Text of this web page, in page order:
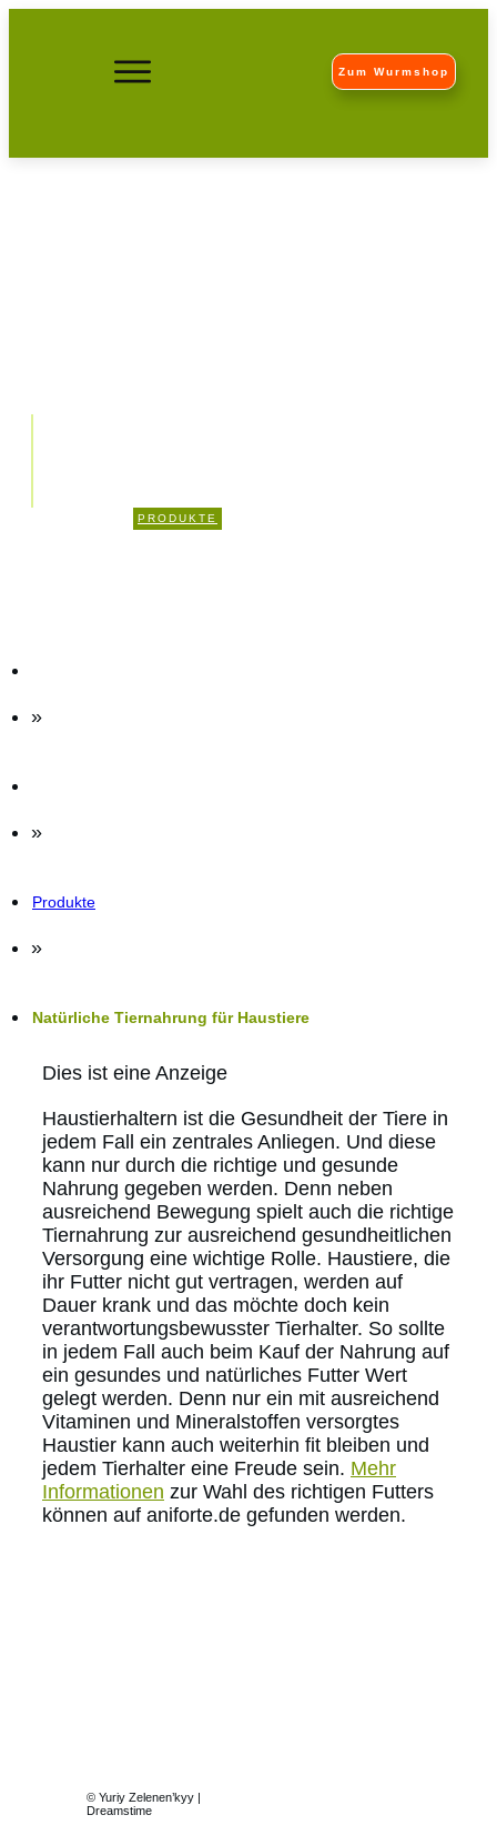
Zum Wurmshop
PRODUKTE
»
»
Produkte
»
Natürliche Tiernahrung für Haustiere
Dies ist eine Anzeige
Haustierhaltern ist die Gesundheit der Tiere in
jedem Fall ein zentrales Anliegen. Und diese
kann nur durch die richtige und gesunde
Nahrung gegeben werden. Denn neben
ausreichend Bewegung spielt auch die richtige
Tiernahrung zur ausreichend gesundheitlichen
Versorgung eine wichtige Rolle. Haustiere, die
ihr Futter nicht gut vertragen, werden auf
Dauer krank und das möchte doch kein
verantwortungsbewusster Tierhalter. So sollte
in jedem Fall auch beim Kauf der Nahrung auf
ein gesundes und natürliches Futter Wert
gelegt werden. Denn nur ein mit ausreichend
Vitaminen und Mineralstoffen versorgtes
Haustier kann auch weiterhin fit bleiben und
jedem Tierhalter eine Freude sein. Mehr
Informationen zur Wahl des richtigen Futters
können auf aniforte.de gefunden werden.
© Yuriy Zelenen’kyy |
Dreamstime